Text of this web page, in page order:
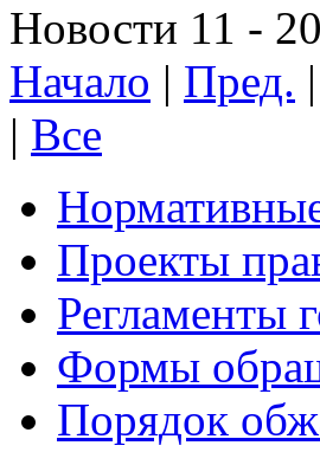
Новости 11 -
Начало | Пред. |
| Все
Проекты
Регламенты
Формы
Порядок